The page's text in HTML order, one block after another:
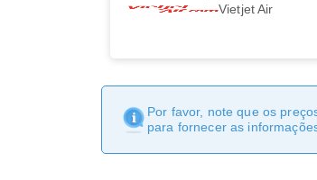
Vietjet Air
Por favor, note que os
para fornecer as